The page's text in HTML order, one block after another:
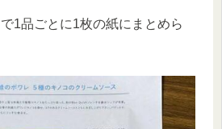
1品ごとに1枚の紙にまとめら